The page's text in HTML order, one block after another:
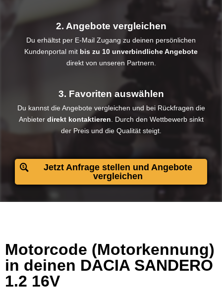
2. Angebote vergleichen
Du erhältst per E-Mail Zugang zu deinen persönlichen
Kundenportal mit bis zu 10 unverbindliche Angebote
direkt von unseren Partnern.
3. Favoriten auswählen
Du kannst die Angebote vergleichen und bei Rückfragen die
Anbieter direkt kontaktieren. Durch den Wettbewerb sinkt
der Preis und die Qualität steigt.​
Jetzt Anfrage stellen und Angebote
vergleichen
Motorcode (Motorkennung)
in deinen DACIA SANDERO
1.2 16V